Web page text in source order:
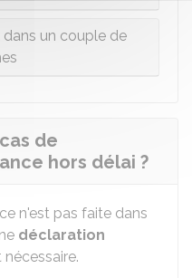
un couple de
de
hors délai ?
n'est pas faite dans
déclaration